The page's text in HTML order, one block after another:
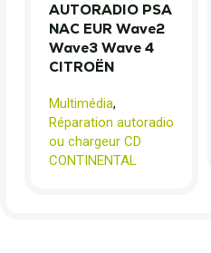
AUTORADIO PSA
NAC EUR Wave2
Wave3 Wave 4
CITROËN
Multimédia,
Réparation autoradio
ou chargeur CD
CONTINENTAL